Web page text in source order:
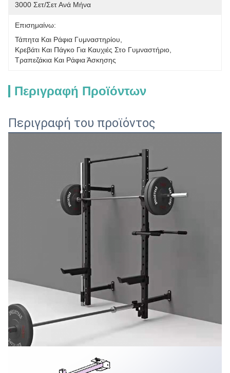
3000 Σετ/σετ Ανά Μήνα
Επισημαίνω:
Τάπητα Και Ράφια Γυμναστηρίου
Κρεβάτι Και Πάγκο Για Καυχιές Στο Γυμναστήριο
Τραπεζάκια Και Ράφια Άσκησης
Περιγραφή Προϊόντων
Περιγραφή του προϊόντος